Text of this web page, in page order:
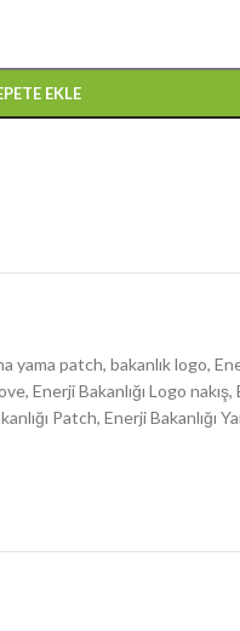
EKLE
yama patch, bakanlık logo,
, Enerji Bakanlığı Logo nakış,
Patch, Enerji Bakanlığı